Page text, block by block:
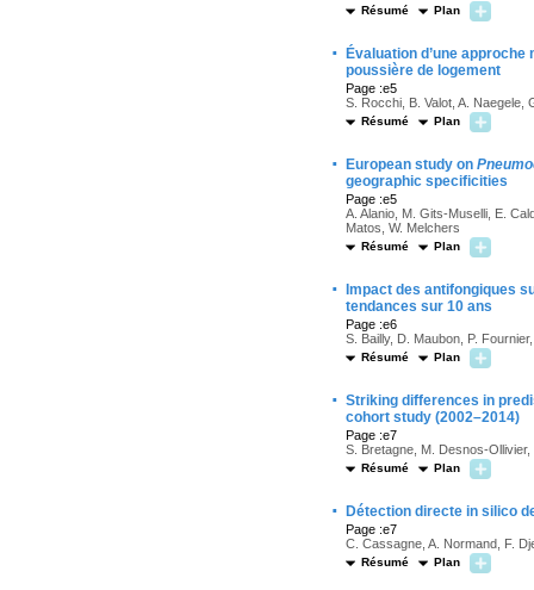
Résumé Plan
·
Évaluation d’une
poussière de logement
Page :e5
S. Rocchi, B. Valot, A. Naegele,
Résumé Plan
· European study on
geographic specificities
Page :e5
A. Alanio, M. Gits-Muselli, E.
Matos, W. Melchers
Résumé Plan
·
Impact des antifongiques
tendances sur 10 ans
Page :e6
S. Bailly, D. Maubon, P.
Résumé Plan
· Striking differences in
cohort study (2002–2014)
Page :e7
S. Bretagne, M. Desnos-
Résumé Plan
· Détection directe in silico
Page :e7
C. Cassagne, A. Normand, F.
Résumé Plan